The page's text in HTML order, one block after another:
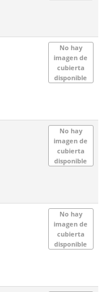
No hay
imagen de
cubierta
disponible
No hay
imagen de
cubierta
disponible
No hay
imagen de
cubierta
disponible